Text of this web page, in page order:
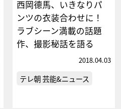
西岡德馬、いきなりパ
ンツの衣装合わせに！
ラブシーン満載の話題
作、撮影秘話を語る
2018.04.03
テレ朝 芸能&ニュース